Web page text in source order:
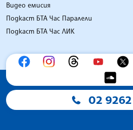
Видео емисия
Подкаст БТА Час Паралели
Подкаст БТА Час ЛИК
02 9262